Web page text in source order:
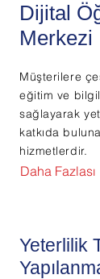
Dijital
Merkezi
Müşterilere
eğitim ve
sağlayarak
katkıda
hizmetlerdir.
Daha Fazlası
Yeterlilik